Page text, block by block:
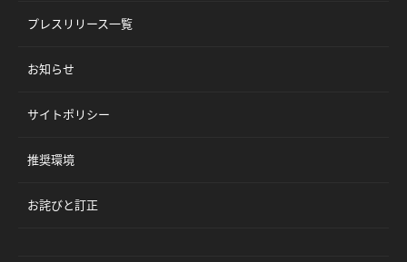
プレスリリース一覧
お知らせ
サイトポリシー
推奨環境
お詫びと訂正